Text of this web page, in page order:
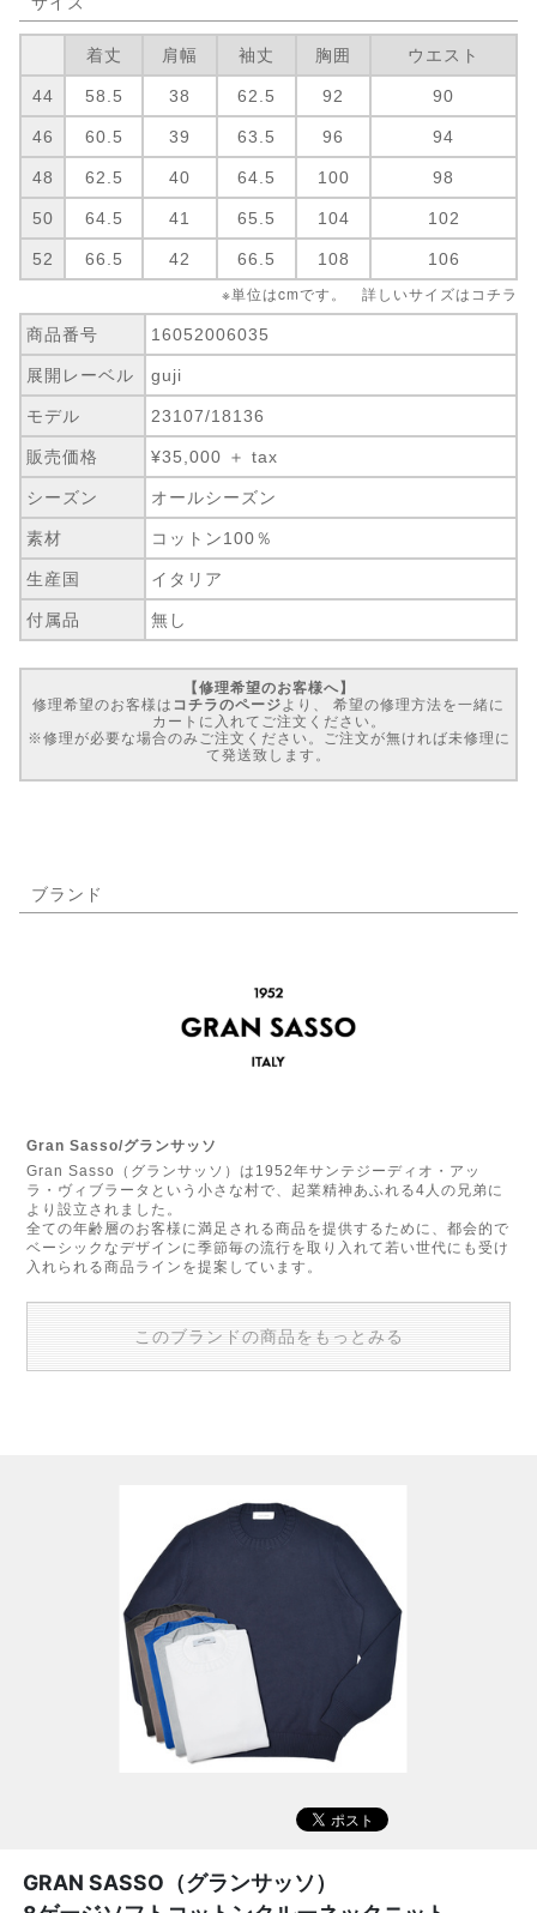
着丈 肩幅 袖丈 胸囲 ウエスト
44 58.5 38 62.5 92 90
46 60.5 39 63.5 96 94
48 62.5 40 64.5 100 98
50 64.5 41 65.5 104 102
52 66.5 42 66.5 108 106
※単位はcmです。 詳しいサイズは コチラ
商品番号 16052006035
展開レーベル guji
モデル 23107/18136
販売価格 ¥35,000 ＋ tax
シーズン オールシーズン
素材 コットン100％
生産国 イタリア
付属品 無し
【修理希望のお客様へ】
修理希望のお客様は コチラのページ より、 希望の修理方法を一緒に
カートに入れてご注文ください。
※修理が必要な場合のみご注文ください。ご注文が無ければ未修理に
て発送致します。
ブランド
Gran Sasso/グランサッソ
Gran Sasso（グランサッソ）は1952年サンテジーディオ・アッ
ラ・ヴィブラータという小さな村で、起業精神あふれる4人の兄弟に
より設立されました。
全ての年齢層のお客様に満足される商品を提供するために、都会的で
ベーシックなデザインに季節毎の流行を取り入れて若い世代にも受け
入れられる商品ラインを提案しています。
このブランドの商品をもっとみる
GRAN SASSO（グランサッソ）